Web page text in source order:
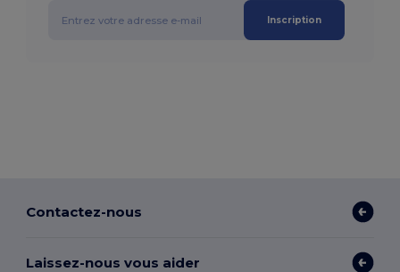
Inscription
Contactez-nous
Laissez-nous vous aider